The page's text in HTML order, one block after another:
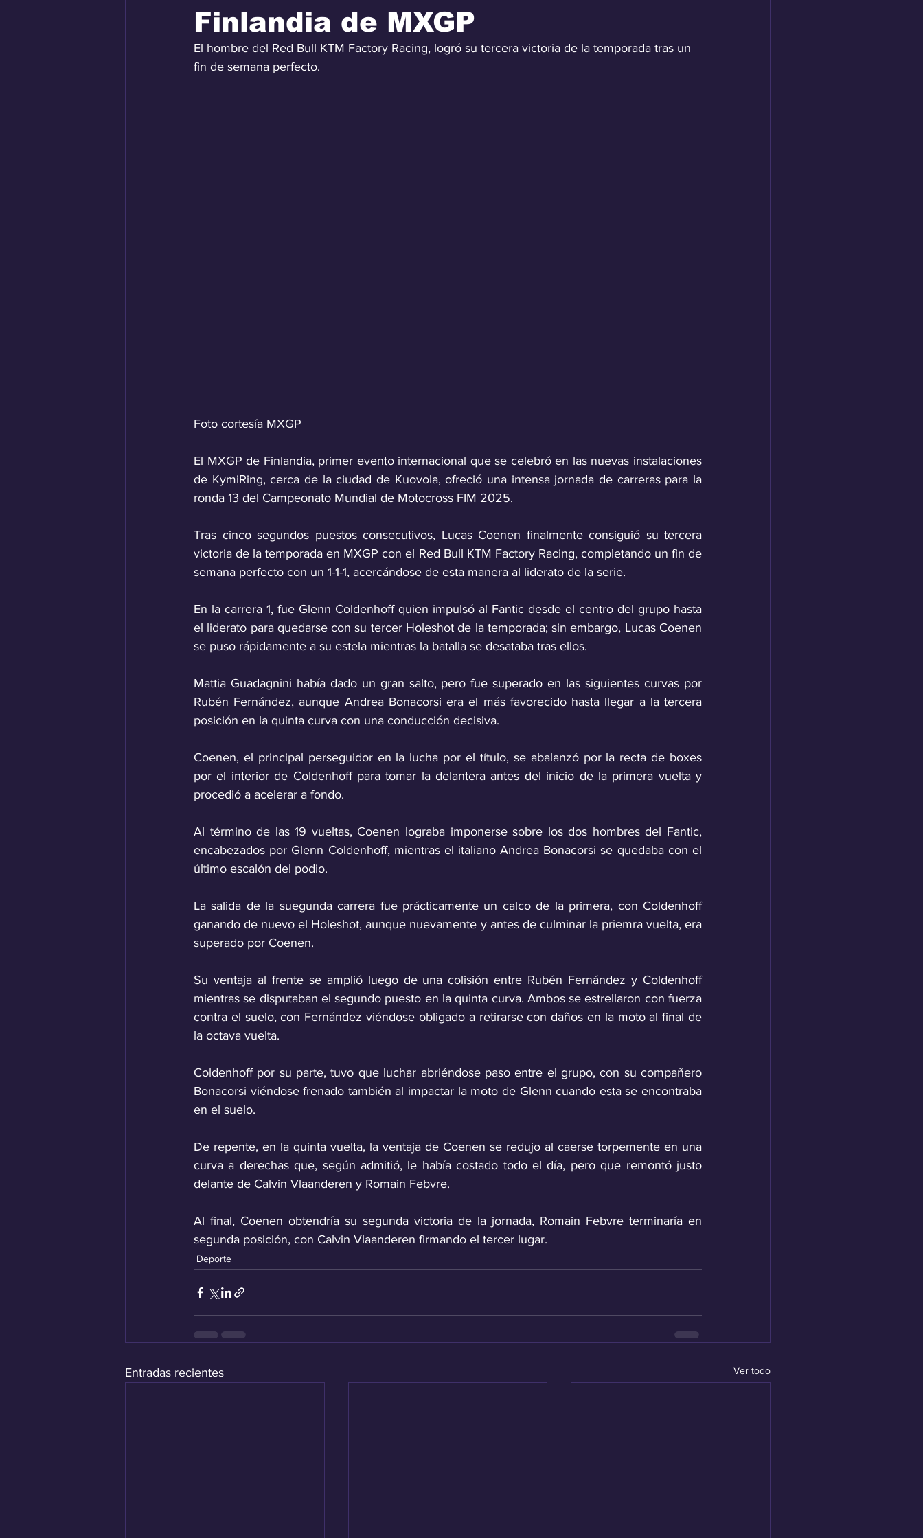
Finlandia de MXGP
El hombre del Red Bull KTM Factory Racing, logró su tercera victoria de la temporada tras un
fin de semana perfecto.
Foto cortesía MXGP
El MXGP de Finlandia, primer evento internacional que se celebró en las nuevas instalaciones
de KymiRing, cerca de la ciudad de Kuovola, ofreció una intensa jornada de carreras para la
ronda 13 del Campeonato Mundial de Motocross FIM 2025.
Tras cinco segundos puestos consecutivos, Lucas Coenen finalmente consiguió su tercera
victoria de la temporada en MXGP con el Red Bull KTM Factory Racing, completando un fin de
semana perfecto con un 1-1-1, acercándose de esta manera al liderato de la serie.
En la carrera 1, fue Glenn Coldenhoff quien impulsó al Fantic desde el centro del grupo hasta
el liderato para quedarse con su tercer Holeshot de la temporada; sin embargo, Lucas Coenen
se puso rápidamente a su estela mientras la batalla se desataba tras ellos.
Mattia Guadagnini había dado un gran salto, pero fue superado en las siguientes curvas por
Rubén Fernández, aunque Andrea Bonacorsi era el más favorecido hasta llegar a la tercera
posición en la quinta curva con una conducción decisiva.
Coenen, el principal perseguidor en la lucha por el título, se abalanzó por la recta de boxes
por el interior de Coldenhoff para tomar la delantera antes del inicio de la primera vuelta y
procedió a acelerar a fondo.
Al término de las 19 vueltas, Coenen lograba imponerse sobre los dos hombres del Fantic,
encabezados por Glenn Coldenhoff, mientras el italiano Andrea Bonacorsi se quedaba con el
último escalón del podio.
La salida de la suegunda carrera fue prácticamente un calco de la primera, con Coldenhoff
ganando de nuevo el Holeshot, aunque nuevamente y antes de culminar la priemra vuelta, era
superado por Coenen.
Su ventaja al frente se amplió luego de una colisión entre Rubén Fernández y Coldenhoff
mientras se disputaban el segundo puesto en la quinta curva. Ambos se estrellaron con fuerza
contra el suelo, con Fernández viéndose obligado a retirarse con daños en la moto al final de
la octava vuelta.
Coldenhoff por su parte, tuvo que luchar abriéndose paso entre el grupo, con su compañero
Bonacorsi viéndose frenado también al impactar la moto de Glenn cuando esta se encontraba
en el suelo.
De repente, en la quinta vuelta, la ventaja de Coenen se redujo al caerse torpemente en una
curva a derechas que, según admitió, le había costado todo el día, pero que remontó justo
delante de Calvin Vlaanderen y Romain Febvre.
Al final, Coenen obtendría su segunda victoria de la jornada, Romain Febvre terminaría en
segunda posición, con Calvin Vlaanderen firmando el tercer lugar.
Deporte
Entradas recientes Ver todo